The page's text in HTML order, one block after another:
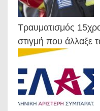
Τραυματισμός
στιγμή που άλλαξε